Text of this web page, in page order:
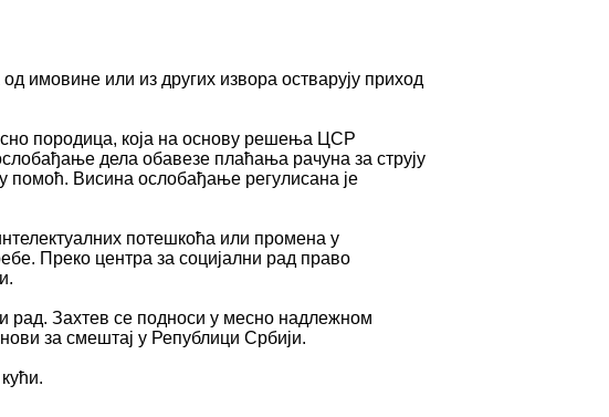
имовине или из других извора остварују приход
породица, која на основу решења ЦСР
дела обавезе плаћања рачуна за струју
помоћ. Висина ослобађање регулисана је
потешкоћа или промена у
Преко центра за социјални рад право
рад. Захтев се подноси у месно надлежном
за смештај у Републици Србији.